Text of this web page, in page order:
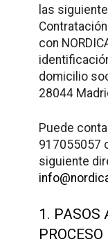
las
con
domicilio
28044
Puede
917055057
siguiente
1. PASOS